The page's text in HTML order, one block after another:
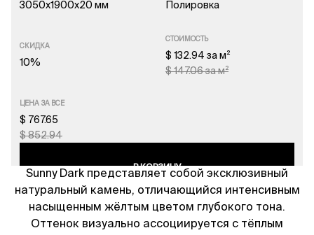
3050x1900x20 мм Полировка
СКИДКА
10%
СТОИМОСТЬ
$ 132.94 за м²
$ 147.06 за м²
ЦЕНА ЗА ВСЕ
$ 767.65
$ 852.94
В КОРЗИНУ
Sunny Dark представляет собой эксклюзивный
натуральный камень, отличающийся интенсивным
насыщенным жёлтым цветом глубокого тона.
Оттенок визуально ассоциируется с тёплым